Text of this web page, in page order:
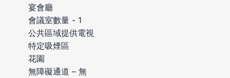
宴會廳
會議室數量 - 1
公共區域提供電視
特定吸煙區
花園
無障礙通道 – 無